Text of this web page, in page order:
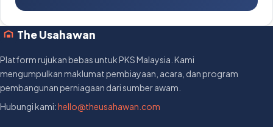
The Usahawan
Platform rujukan bebas untuk PKS Malaysia. Kami
mengumpulkan maklumat pembiayaan, acara, dan program
pembangunan perniagaan dari sumber awam.
Hubungi kami:hello@theusahawan.com